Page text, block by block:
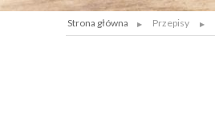
Strona główna Przepisy